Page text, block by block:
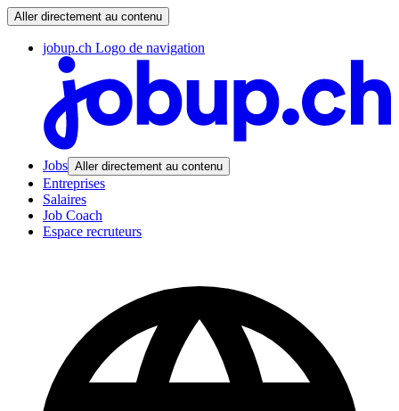
Aller directement au contenu
jobup.ch Logo de navigation
Jobs Aller directement au contenu
Entreprises
Salaires
Job Coach
Espace recruteurs